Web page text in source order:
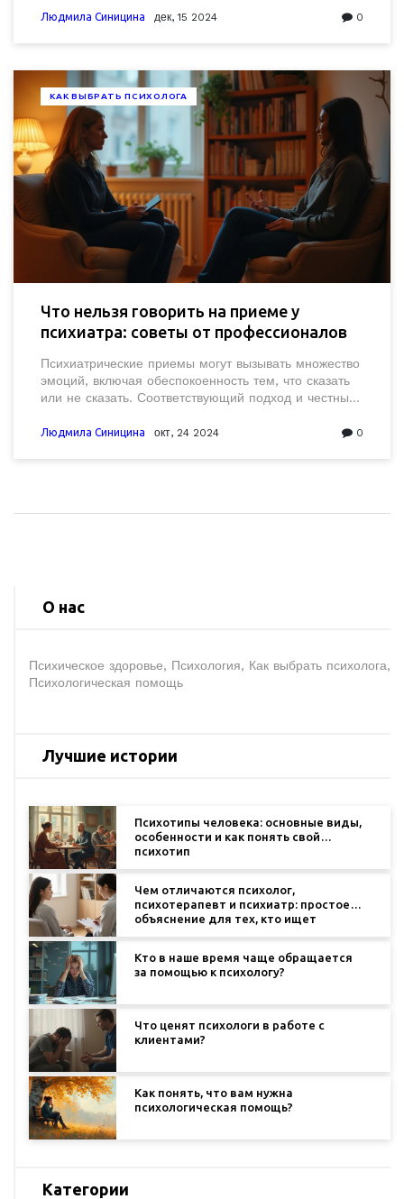
психолог, и теми, которые требуют психиатрической
ваших нужд.
Людмила Синицина дек, 15 2024 0
КАК ВЫБРАТЬ ПСИХОЛОГА
Что нельзя говорить на приеме у
психиатра: советы от профессионалов
Психиатрические приемы могут вызывать множество
эмоций, включая обеспокоенность тем, что сказать
или не сказать. Соответствующий подход и честный
Избегание определенных фраз может помочь
Людмила Синицина окт, 24 2024 0
О нас
Психическое здоровье, Психология, Как выбрать психолога,
Психологическая помощь
Лучшие истории
Психотипы человека: основные виды,
особенности и как понять свой
психотип
Чем отличаются психолог,
психотерапевт и психиатр: простое
объяснение для тех, кто ищет
Кто в наше время чаще обращается
за помощью к психологу?
Что ценят психологи в работе с
клиентами?
Как понять, что вам нужна
психологическая помощь?
Категории